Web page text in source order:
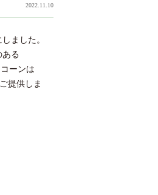
2022.11.10
ました。
ある
ーンは
提供しま